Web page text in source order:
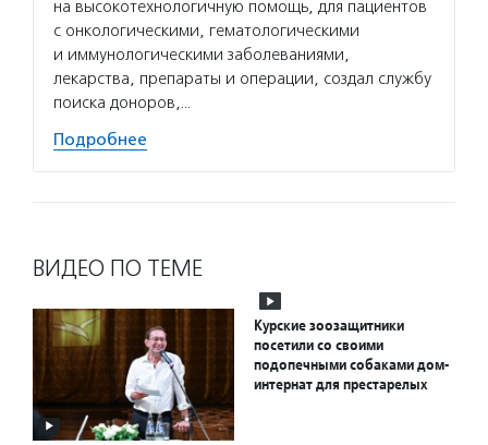
на высокотехнологичную помощь, для пациентов
с онкологическими, гематологическими
и иммунологическими заболеваниями,
лекарства, препараты и операции, создал службу
поиска доноров,…
Подробнее
ВИДЕО ПО ТЕМЕ
Курские зоозащитники
посетили со своими
подопечными собаками дом-
интернат для престарелых